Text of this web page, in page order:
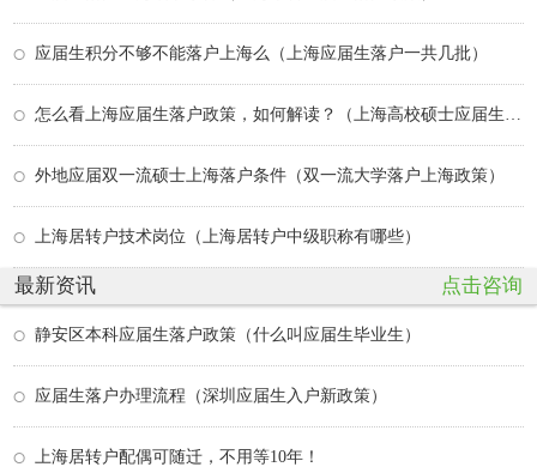
应届生积分不够不能落户上海么（上海应届生落户一共几批）
外地应届双一流硕士上海落户条件（双一流大学落户上海政策）
上海居转户技术岗位（上海居转户中级职称有哪些）
最新资讯 点击咨询
静安区本科应届生落户政策（什么叫应届生毕业生）
应届生落户办理流程（深圳应届生入户新政策）
上海居转户配偶可随迁，不用等10年！